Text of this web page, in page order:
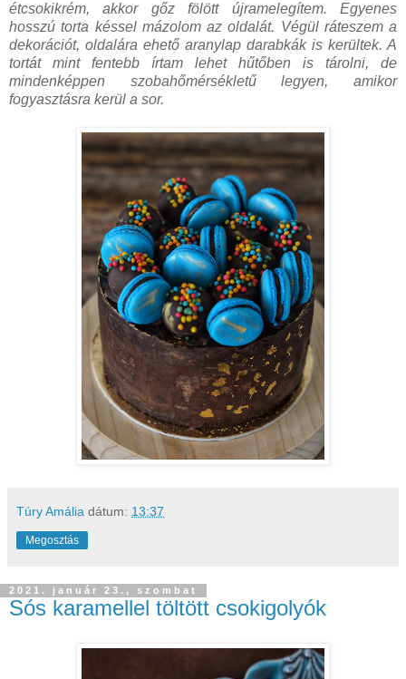
étcsokikrém, akkor gőz fölött újramelegítem. Egyenes
hosszú torta késsel mázolom az oldalát. Végül ráteszem a
dekorációt, oldalára ehető aranylap darabkák is kerültek. A
tortát mint fentebb írtam lehet hűtőben is tárolni, de
mindenképpen szobahőmérsékletű legyen, amikor
fogyasztásra kerül a sor.
Túry Amália dátum: 13:37
Megosztás
2021. január 23., szombat
Sós karamellel töltött csokigolyók